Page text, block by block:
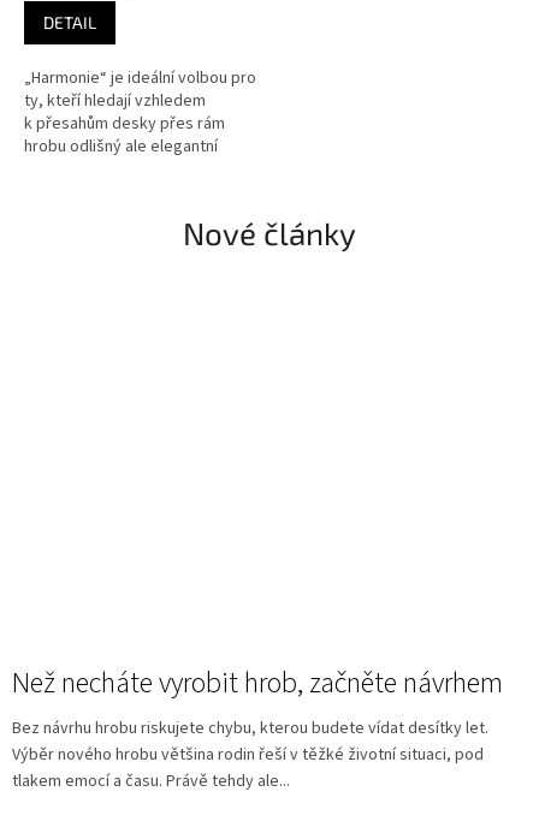
DETAIL
„Harmonie“ je ideální volbou pro
ty, kteří hledají vzhledem
k přesahům desky přes rám
hrobu odlišný ale elegantní
Nové články
Než necháte vyrobit hrob, začněte návrhem
Bez návrhu hrobu riskujete chybu, kterou budete vídat desítky let.
Výběr nového hrobu většina rodin řeší v těžké životní situaci, pod
tlakem emocí a času. Právě tehdy ale...